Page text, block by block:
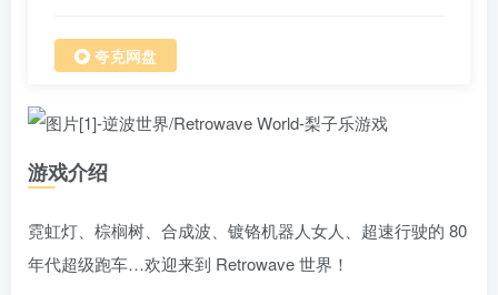
夸克网盘
游戏介绍
霓虹灯、棕榈树、合成波、镀铬机器人女人、超速行驶的 80
年代超级跑车…欢迎来到 Retrowave 世界！